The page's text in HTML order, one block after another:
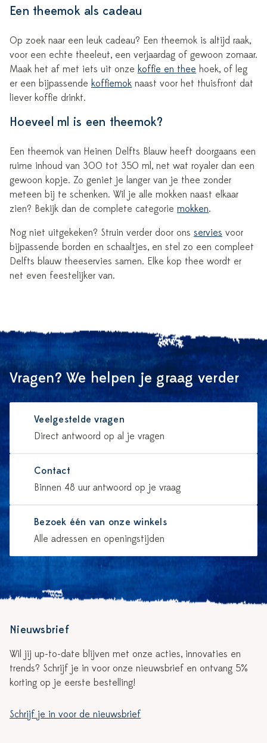
Een theemok als cadeau
Op zoek naar een leuk cadeau? Een theemok is altijd raak,
voor een echte theeleut, een verjaardag of gewoon zomaar.
Maak het af met iets uit onze koffie en thee hoek, of leg
er een bijpassende koffiemok naast voor het thuisfront dat
liever koffie drinkt.
Hoeveel ml is een theemok?
Een theemok van Heinen Delfts Blauw heeft doorgaans een
ruime inhoud van 300 tot 350 ml, net wat royaler dan een
gewoon kopje. Zo geniet je langer van je thee zonder
meteen bij te schenken. Wil je alle mokken naast elkaar
zien? Bekijk dan de complete categorie mokken.
Nog niet uitgekeken? Struin verder door ons servies voor
bijpassende borden en schaaltjes, en stel zo een compleet
Delfts blauw theeservies samen. Elke kop thee wordt er
net even feestelijker van.
Vragen? We helpen je graag verder
Veelgestelde vragen
Direct antwoord op al je vragen
Contact
Binnen 48 uur antwoord op je vraag
Bezoek één van onze winkels
Alle adressen en openingstijden
Nieuwsbrief
Wil jij up-to-date blijven met onze acties, innovaties en
trends? Schrijf je in voor onze nieuwsbrief en ontvang 5%
korting op je eerste bestelling!
Schrijf je in voor de nieuwsbrief